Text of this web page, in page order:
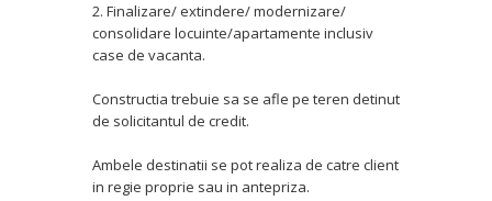
2. Finalizare/ extindere/ modernizare/
consolidare locuinte/apartamente inclusiv
case de vacanta.
Constructia trebuie sa se afle pe teren detinut
de solicitantul de credit.
Ambele destinatii se pot realiza de catre client
in regie proprie sau in antepriza.